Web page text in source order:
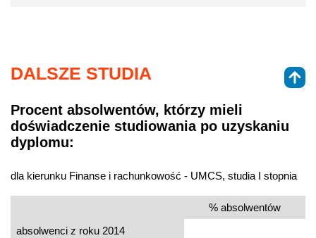
DALSZE STUDIA
Procent absolwentów, którzy mieli
doświadczenie studiowania po uzyskaniu
dyplomu:
dla kierunku Finanse i rachunkowość - UMCS, studia I stopnia
% absolwentów
absolwenci z roku 2014